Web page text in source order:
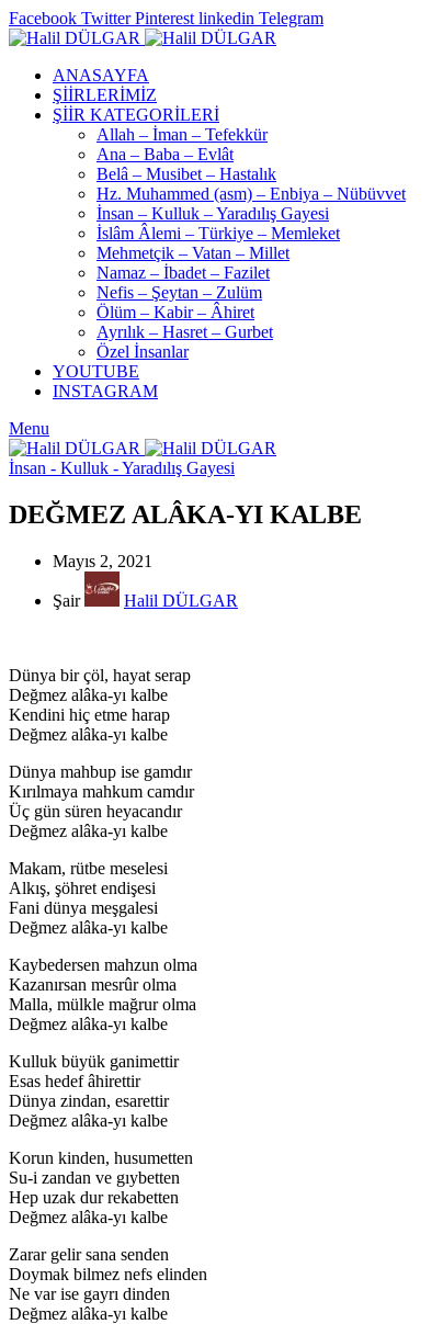
Facebook Twitter Pinterest linkedin Telegram
ANASAYFA
ŞİİRLERİMİZ
ŞİİR KATEGORİLERİ
Allah – İman – Tefekkür
Ana – Baba – Evlât
Belâ – Musibet – Hastalık
Hz. Muhammed (asm) – Enbiya – Nübüvvet
İnsan – Kulluk – Yaradılış Gayesi
İslâm Âlemi – Türkiye – Memleket
Mehmetçik – Vatan – Millet
Namaz – İbadet – Fazilet
Nefis – Şeytan – Zulüm
Ölüm – Kabir – Âhiret
Ayrılık – Hasret – Gurbet
Özel İnsanlar
YOUTUBE
INSTAGRAM
Menu
İnsan - Kulluk - Yaradılış Gayesi
DEĞMEZ ALÂKA-YI KALBE
Mayıs 2, 2021
Şair Halil DÜLGAR
Dünya bir çöl, hayat serap
Değmez alâka-yı kalbe
Kendini hiç etme harap
Değmez alâka-yı kalbe
Dünya mahbup ise gamdır
Kırılmaya mahkum camdır
Üç gün süren heyacandır
Değmez alâka-yı kalbe
Makam, rütbe meselesi
Alkış, şöhret endişesi
Fani dünya meşgalesi
Değmez alâka-yı kalbe
Kaybedersen mahzun olma
Kazanırsan mesrûr olma
Malla, mülkle mağrur olma
Değmez alâka-yı kalbe
Kulluk büyük ganimettir
Esas hedef âhirettir
Dünya zindan, esarettir
Değmez alâka-yı kalbe
Korun kinden, husumetten
Su-i zandan ve gıybetten
Hep uzak dur rekabetten
Değmez alâka-yı kalbe
Zarar gelir sana senden
Doymak bilmez nefs elinden
Ne var ise gayrı dinden
Değmez alâka-yı kalbe